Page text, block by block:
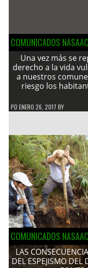
COMUNICADOS
Una vez más se
derecho a la vida
a nuestros
riesgo los
PD ENERO 26, 2017 BY
COMUNICADOS
LAS
DEL ESPEJISMO